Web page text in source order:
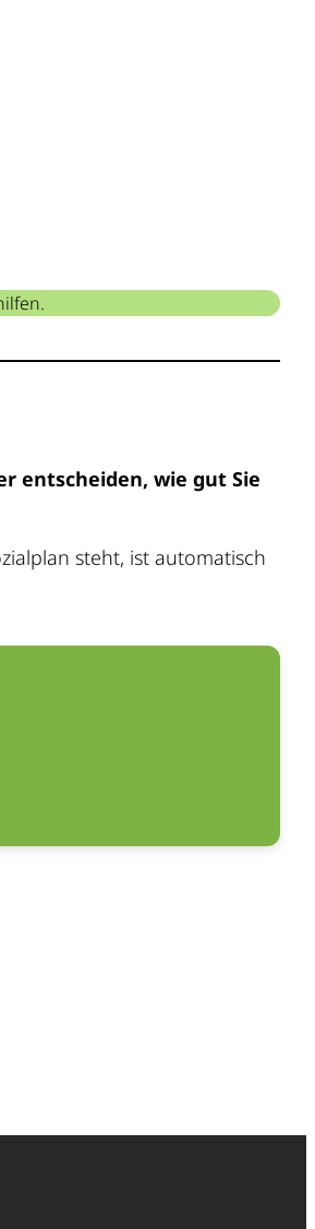
entscheiden, wie gut Sie
steht, ist automatisch